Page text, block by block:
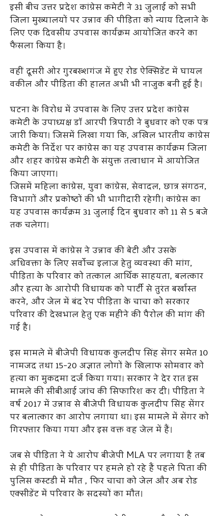
इसी बीच उत्तर प्रदेश कांग्रेस कमेटी ने 31 जुलाई को सभी
जिला मुख्यालयों पर उन्नाव की पीड़िता को न्याय दिलाने के
लिए एक दिवसीय उपवास कार्यक्रम आयोजित करने का
फैसला किया है।
वहीं दूसरी ओर गुरबख्शगंज में हुए रोड ऐक्सिडेंट में घायल
वकील और पीड़िता की हालत अभी भी नाजुक बनी हुई है।
घटना के विरोध में उपवास के लिए उत्तर प्रदेश कांग्रेस
कमेटी के उपाध्यक्ष डॉ आरपी त्रिपाठी ने बुधवार को एक पत्र
जारी किया। जिसमें लिखा गया कि, अखिल भारतीय कांग्रेस
कमेटी के निर्देश पर कांग्रेस का यह उपवास कार्यक्रम जिला
और शहर कांग्रेस कमेटी के संयुक्त तत्वाधान में आयोजित
किया जाएगा।
जिसमें महिला कांग्रेस, युवा कांग्रेस, सेवादल, छात्र संगठन,
विभागों और प्रकोष्ठों की भी भागीदारी रहेगी। कांग्रेस का
यह उपवास कार्यक्रम 31 जुलाई दिन बुधवार को 11 से 5 बजे
तक चलेगा।
इस उपवास में कांग्रेस ने उन्नाव की बेटी और उसके
अधिवक्ता के लिए सर्वोच्च इलाज हेतु व्यवस्था की मांग,
पीड़िता के परिवार को तत्काल आर्थिक साहयता, बलत्कार
और हत्या के आरोपी विधायक को पार्टी से तुरंत बर्खास्त
करने, और जेल में बंद रेप पीड़िता के चाचा को सरकार
परिवार की देखभाल हेतु एक महीने की पैरोल की मांग की
गई है।
इस मामले में बीजेपी विधायक कुलदीप सिंह सेंगर समेत 10
नामजद तथा 15-20 अज्ञात लोगों के खिलाफ सोमवार को
हत्या का मुकदमा दर्ज किया गया। सरकार ने देर रात इस
मामले की सीबीआई जांच की सिफारिश कर दी। पीड़िता ने
वर्ष 2017 में उन्नाव से बीजेपी विधायक कुलदीप सिंह सेंगर
पर बलात्कार का आरोप लगाया था। इस मामले में सेंगर को
गिरफ्तार किया गया और इस वक्त वह जेल में हैं।
जब से पीड़िता ने ये आरोप बीजेपी MLA पर लगाया है तब
से ही पीड़िता के परिवार पर हमले हो रहे हैं पहले पिता की
पुलिस कस्टडी में मौत , फिर चाचा को जेल और अब रोड
एक्सीडेंट में परिवार के सदस्यों का मौत।